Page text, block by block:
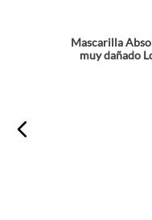
Mascarilla
muy dañado